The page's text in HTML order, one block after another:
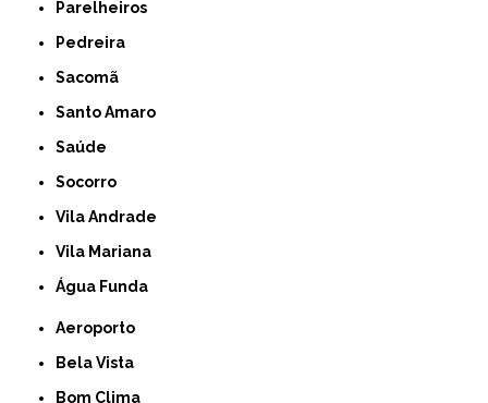
Parelheiros
Pedreira
Sacomã
Santo Amaro
Saúde
Socorro
Vila Andrade
Vila Mariana
Água Funda
Aeroporto
Bela Vista
Bom Clima